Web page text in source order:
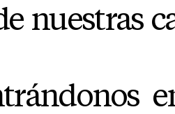
nuestras